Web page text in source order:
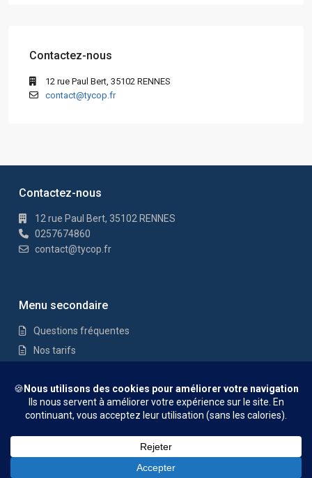
Contactez-nous
12 rue Paul Bert, 35102 RENNES
contact@tycop.fr
Contactez-nous
12 rue Paul Bert, 35102 RENNES
0257674860
contact@tycop.fr
Menu secondaire
Questions fréquentes
Nos tarifs
Mentions Légales
Nos tarifsNous rejoindre